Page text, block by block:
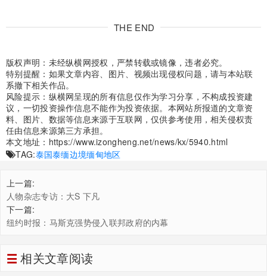
THE END
版权声明：未经纵横网授权，严禁转载或镜像，违者必究。
特别提醒：如果文章内容、图片、视频出现侵权问题，请与本站联
系撤下相关作品。
风险提示：纵横网呈现的所有信息仅作为学习分享，不构成投资建
议，一切投资操作信息不能作为投资依据。本网站所报道的文章资
料、图片、数据等信息来源于互联网，仅供参考使用，相关侵权责
任由信息来源第三方承担。
本文地址： https://www.izongheng.net/news/kx/5940.html
TAG:泰国泰缅边境缅甸地区
上一篇:
人物杂志专访：大S 下凡
下一篇:
纽约时报：马斯克强势侵入联邦政府的内幕
相关文章阅读